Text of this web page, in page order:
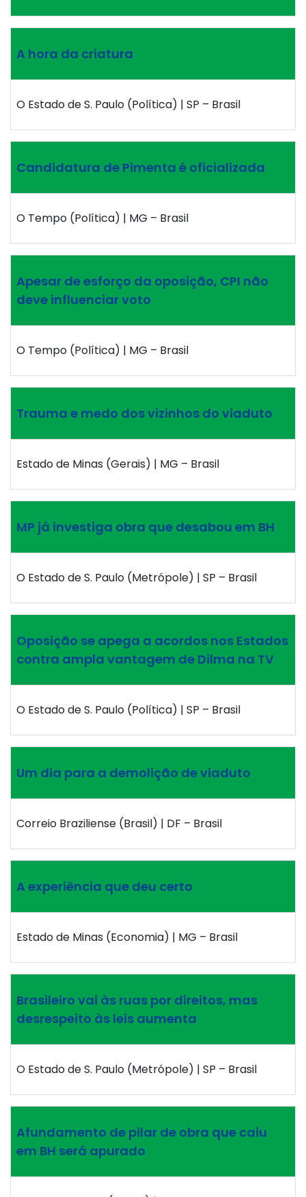
A hora da criatura
O Estado de S. Paulo (Política) | SP – Brasil
Candidatura de Pimenta é oficializada
O Tempo (Política) | MG – Brasil
Apesar de esforço da oposição, CPI não
deve influenciar voto
O Tempo (Política) | MG – Brasil
Trauma e medo dos vizinhos do viaduto
Estado de Minas (Gerais) | MG – Brasil
MP já investiga obra que desabou em BH
O Estado de S. Paulo (Metrópole) | SP – Brasil
Oposição se apega a acordos nos Estados
contra ampla vantagem de Dilma na TV
O Estado de S. Paulo (Política) | SP – Brasil
Um dia para a demolição de viaduto
Correio Braziliense (Brasil) | DF – Brasil
A experiência que deu certo
Estado de Minas (Economia) | MG – Brasil
Brasileiro vai às ruas por direitos, mas
desrespeito às leis aumenta
O Estado de S. Paulo (Metrópole) | SP – Brasil
Afundamento de pilar de obra que caiu
em BH será apurado